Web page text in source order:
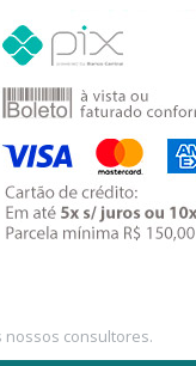
consultores.